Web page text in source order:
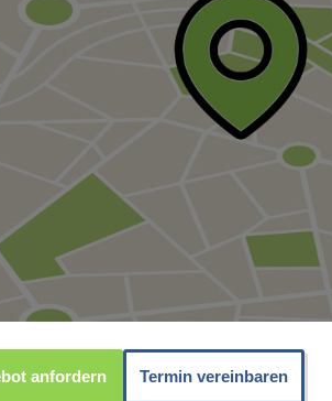
anfordern Termin vereinbaren